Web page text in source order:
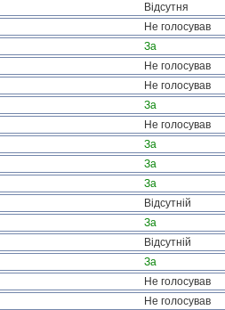
Відсутня
Не голосував
За
Не голосував
Не голосував
За
Не голосував
За
За
За
Відсутній
За
Відсутній
За
Не голосував
Не голосував